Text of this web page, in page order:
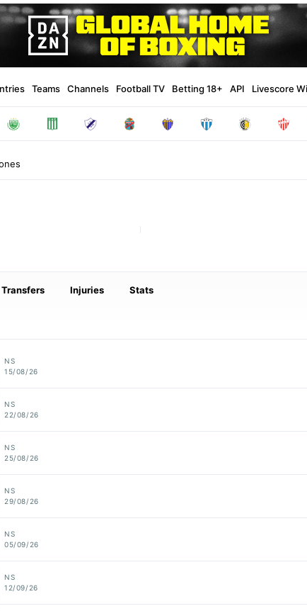
Teams Channels Football TV Betting 18+ API Livescore
Transfers Injuries Stats
NS
15/08/26
NS
22/08/26
NS
25/08/26
NS
29/08/26
NS
05/09/26
NS
12/09/26